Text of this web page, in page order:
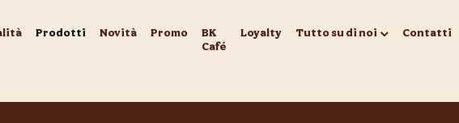
Prodotti Novità Promo
BK
Café
Loyalty Tutto su di noi Contatti